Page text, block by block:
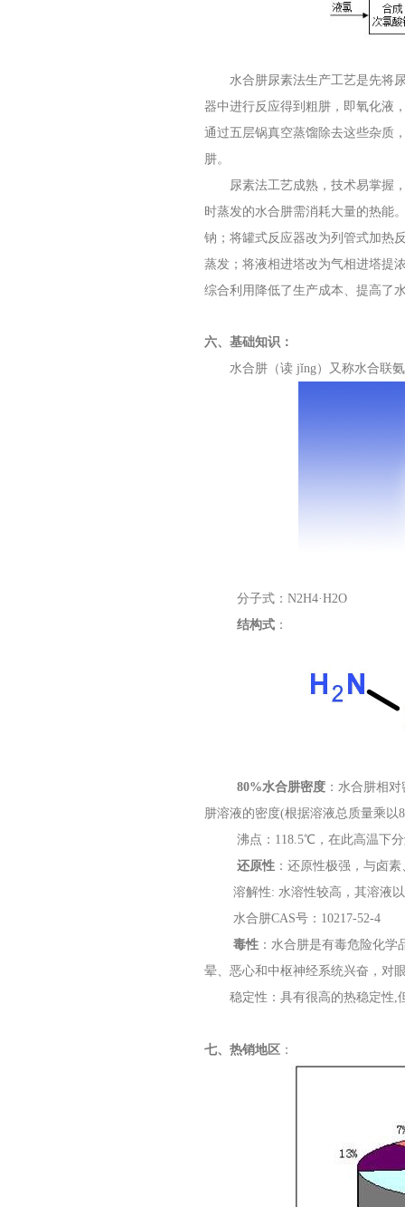
水合肼尿素法生产工艺是先将尿
器中进行反应得到粗肼，即氧化液
通过五层锅真空蒸馏除去这些杂质
肼。
尿素法工艺成熟，技术易掌握，
时蒸发的水合肼需消耗大量的热能
钠；将罐式反应器改为列管式加热
蒸发；将液相进塔改为气相进塔提
综合利用降低了生产成本、提高了
六、基础知识：
水合肼（读 jǐng）又称水合联氨
分子式：N2H4·H2O
结构式 ：
80%水合肼密度 ：水合肼相
肼溶液的密度(根据溶液总质量乘以
沸点：118.5℃，在此高温下分
还原性 ：还原性极强，与卤
溶解性: 水溶性较高，其溶液以
水合肼CAS号：10217-52-4
毒性 ：水合肼是有毒危险化
晕、恶心和中枢神经系统兴奋，对
稳定性：具有很高的热稳定性,
七、热销地区 ：